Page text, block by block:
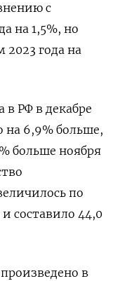
с
на 1,5%, но
2023 года на
в РФ в декабре
на 6,9% больше,
больше ноября
по
составило 44,0
в